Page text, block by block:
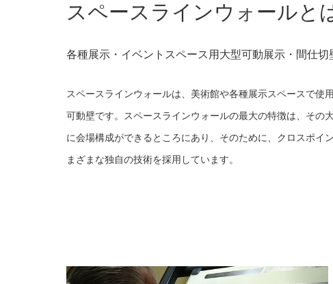
スペースラインウォールと
各種展示・イベントスペース用大型可動展示・間仕切
スペースラインウォールは、美術館や各種展示スペースで使
可動壁です。スペースラインウォールの最大の特徴は、その
に会場構成ができるところにあり、そのために、クロスポイ
まざまな独自の技術を採用しています。